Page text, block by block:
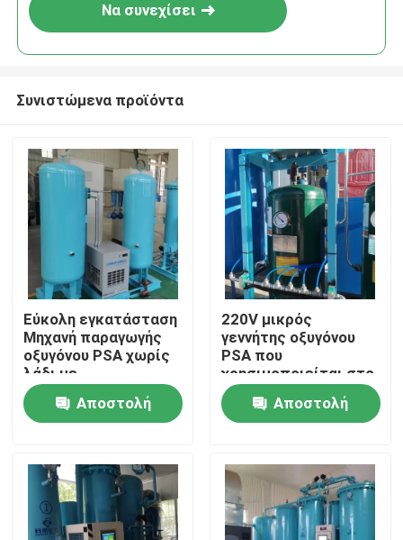
Σπίτι
Προϊόντα
Σχετικά με εμάς
Επισκεψή εργοστασίου
Να συνεχίσει
Συνιστώμενα προϊόντα
Εύκολη εγκατάσταση
Μηχανή παραγωγής
οξυγόνου PSA χωρίς
λάδι με
πιστοποιητικό ASME
Αποστολή
220V μικρός
γεννήτης οξυγόνου
PSA που
χρησιμοποιείται στο
νοσοκομείο
60Nm3/HrΑποστολή